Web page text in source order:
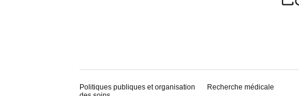
Politiques publiques et organisation
Recherche médicale